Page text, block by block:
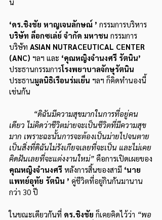
‘ดร.ชิงชัย หาญเจนลักษณ์ ’ กรรมการบริหาร
บริษัท ล็อกซเล่ย์ จำกัด มหาชน กรรมการ
บริษัท ASIAN NUTRACEUTICAL CENTER
(ANC) ฯลฯ และ ‘คุณหญิงจำนงศรี รัตนิน’
ประธานกรรมการโรงพยาบาลจักษุรัตนิน
ประธานมูลนิธิเรือนร่มเย็น ฯลฯ ก็คิดทำนองนี้
เช่นกัน
“ดิฉันมีความสุขมากในการที่อยู่คน
เดียว ไม่คิดว่าชีวิตม่ายจะเป็นชีวิตที่มีความสุข
มาก เพราะฉะนั้นการจะต้องเป็นม่ายไปจนตาย
เป็นสิ่งที่ดิฉันไม่รังเกียจเลยที่จะเป็น และไม่เคย
คิดฝันเลยที่จะแต่งงานใหม่” คือการเปิดเผยของ
คุณหญิงจำนงศรี หลังการสิ้นของสามี ‘นาย
แพทย์อุทัย รัตนิน ’ คู่ชีวิตที่อยู่กินกันมานาน
กว่า 30 ปี
ในขณะเดียวกันที่ ดร.ชิงชัย ก็เคยคิดไว้ว่า “พอ